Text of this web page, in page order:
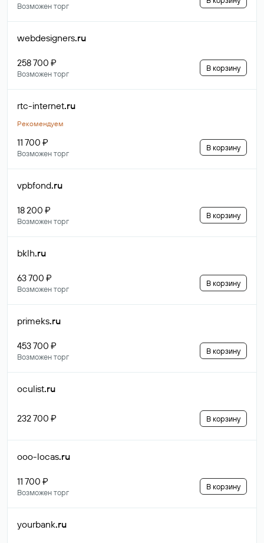
Возможен торг
webdesigners.ru
258 700 ₽
Возможен торг
В корзину
rtc-internet.ru
Рекомендуем
11 700 ₽
Возможен торг
В корзину
vpbfond.ru
18 200 ₽
Возможен торг
В корзину
bklh.ru
63 700 ₽
Возможен торг
В корзину
primeks.ru
453 700 ₽
Возможен торг
В корзину
oculist.ru
232 700 ₽ В корзину
ooo-locas.ru
11 700 ₽
Возможен торг
В корзину
yourbank.ru